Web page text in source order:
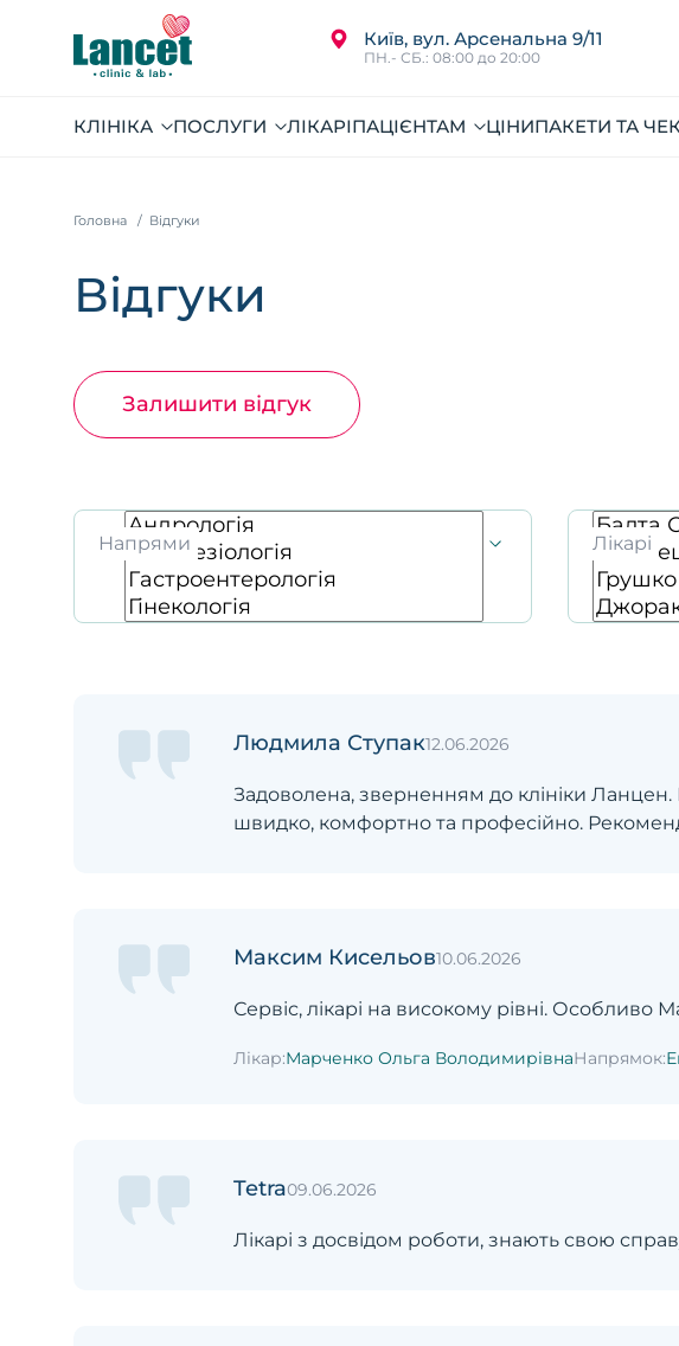
Київ, вул. Арсенальна 9/11
ПН.- СБ.: 08:00 до 20:00
КЛІНІКА ПОСЛУГИ ЛІКАРІПАЦІЄНТАМ ЦІНИПАКЕТИ ТА
Головна Відгуки
Відгуки
Залишити відгук
Напрями Лікарі
Людмила Ступак12.06.2026
Задоволена, зверненням до клініки
швидко, комфортно та професійно.
Максим Кисельов10.06.2026
Сервіс, лікарі на високому рівні. Особливо
Лікар:Марченко Ольга ВолодимирівнаНапрямок:
Tetra09.06.2026
Лікарі з досвідом роботи, знають свою